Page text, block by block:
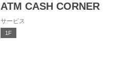
ATM CASH CORNER
サービス
1F